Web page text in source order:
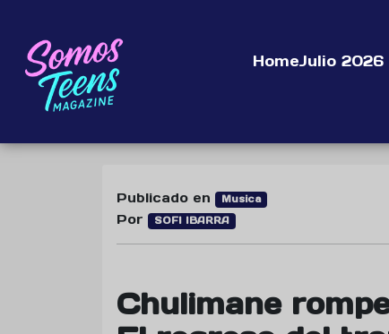
HomeJulio 2026
Publicado en Musica
Por SOFI IBARRA
Chulimane